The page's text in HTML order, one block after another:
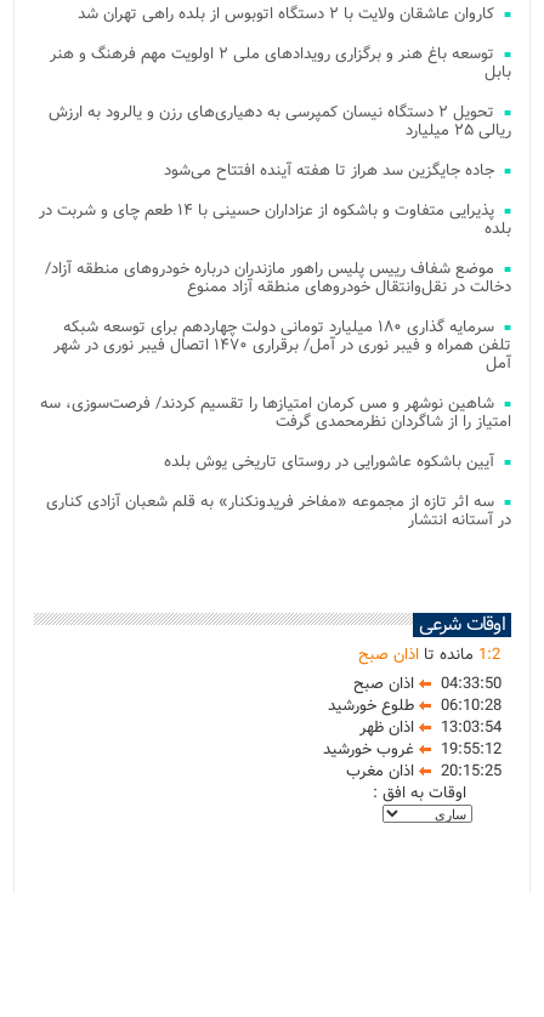
کاروان عاشقان ولایت با ۲ دستگاه اتوبوس از بلده راهی تهران شد
توسعه باغ هنر و برگزاری رویدادهای ملی ۲ اولویت مهم فرهنگ و هنر
بابل
تحویل ۲ دستگاه نیسان کمپرسی به دهیاری‌های رزن و یالرود به ارزش
ریالی ۲۵ میلیارد
جاده جایگزین سد هراز تا هفته آینده افتتاح می‌شود
پذیرایی متفاوت و باشکوه از عزاداران حسینی با ۱۴ طعم چای و شربت در
بلده
موضع شفاف رییس پلیس راهور مازندران درباره خودروهای منطقه آزاد/
دخالت در نقل‌وانتقال خودروهای منطقه آزاد ممنوع
سرمایه گذاری ۱۸۰ میلیارد تومانی دولت چهاردهم برای توسعه شبکه
تلفن همراه و فیبر نوری در آمل/ برقراری ۱۴۷۰ اتصال فیبر نوری در شهر
آمل
شاهین نوشهر و مس کرمان امتیازها را تقسیم کردند/ فرصت‌سوزی، سه
امتیاز را از شاگردان نظرمحمدی گرفت
آیین باشکوه عاشورایی در روستای تاریخی یوش بلده
سه اثر تازه از مجموعه «مفاخر فریدونکنار» به قلم شعبان آزادی کناری
در آستانه انتشار
اوقات شرعی
1:2 مانده تااذان صبح
04:33:50
اذان صبح
06:10:28
طلوع خورشید
13:03:54
اذان ظهر
19:55:12
غروب خورشید
20:15:25
اذان مغرب
اوقات به افق :